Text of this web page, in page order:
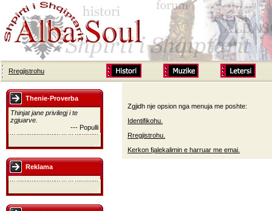
Rregjistrohu
Thenie-Proverba
Thinjat jane privilegj i te
zgjuarve.
--- Populli
Reklama
Zgjidh nje opsion nga menuja me poshte:
Identifikohu.
Rregjistrohu.
Kerkon fjalekalimin e harruar me emai.